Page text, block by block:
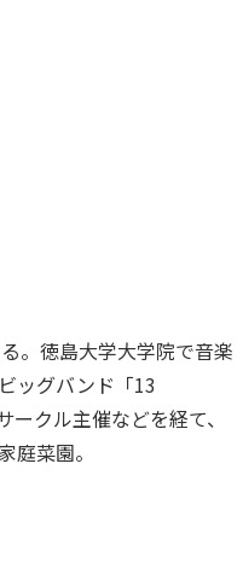
。徳島大学大学院で音楽
ッグバンド「13
クル主催などを経て、
庭菜園。